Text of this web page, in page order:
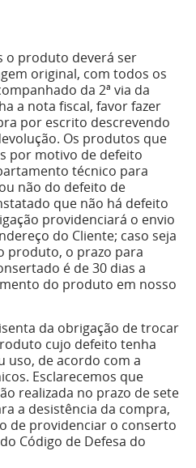
o produto deverá ser
original, com todos os
da 2ª via da
a nota fiscal, favor fazer
por escrito descrevendo
Os produtos que
por motivo de defeito
técnico para
não do defeito de
que não há defeito
providenciará o envio
do Cliente; caso seja
produto, o prazo para
é de 30 dias a
do produto em nosso
da obrigação de trocar
cujo defeito tenha
uso, de acordo com a
Esclarecemos que
realizada no prazo de sete
a desistência da compra,
de providenciar o conserto
Código de Defesa do